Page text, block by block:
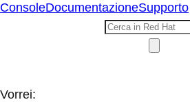
ConsoleDocumentazioneSupporto
Vorrei: